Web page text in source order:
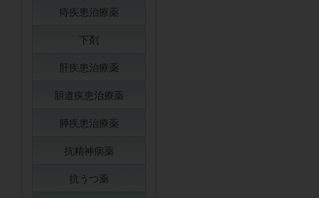
痔疾患治療薬
下剤
肝疾患治療薬
胆道疾患治療薬
膵疾患治療薬
抗精神病薬
抗うつ薬